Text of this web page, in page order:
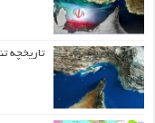
تاریخچه